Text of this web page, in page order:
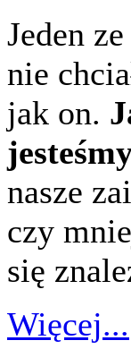
Jeden
nie
jak on.
nasze
czy
się
Więcej...